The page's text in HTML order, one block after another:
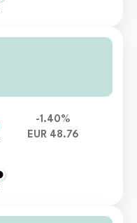
-1.40%
EUR 48.76